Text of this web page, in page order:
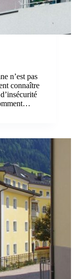
n’est pas
connaître